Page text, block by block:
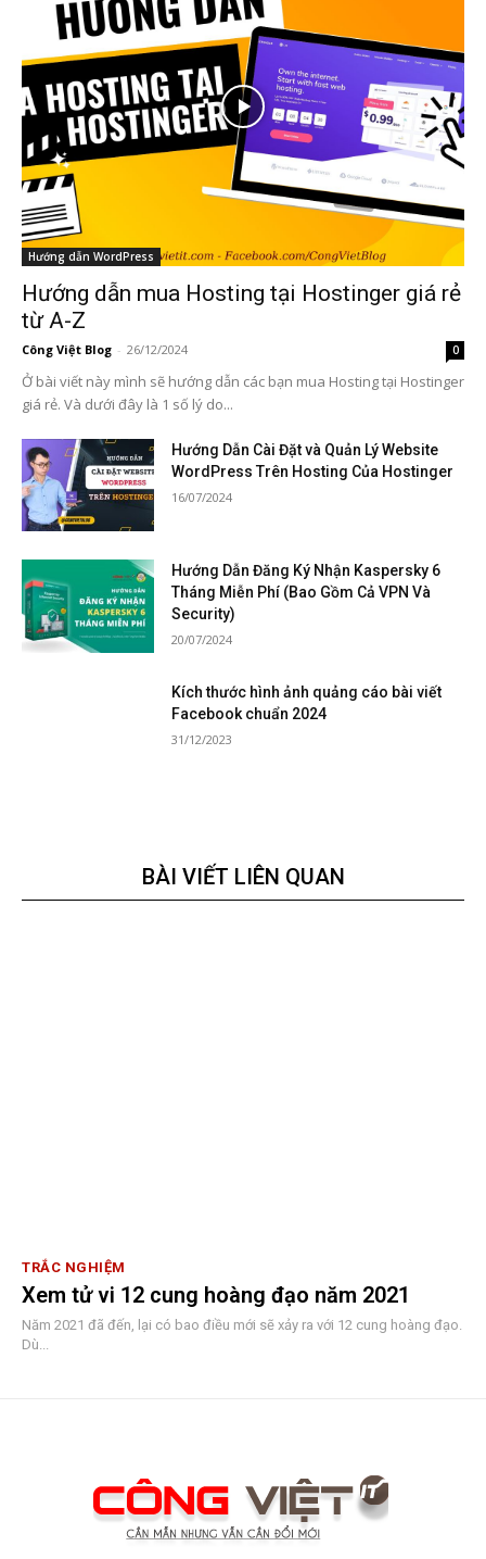
Hướng dẫn WordPress
Hướng dẫn mua Hosting tại Hostinger giá rẻ
từ A-Z
Công Việt Blog - 26/12/2024 0
Ở bài viết này mình sẽ hướng dẫn các bạn mua Hosting tại Hostinger
giá rẻ. Và dưới đây là 1 số lý do...
Hướng Dẫn Cài Đặt và Quản Lý Website
WordPress Trên Hosting Của Hostinger
16/07/2024
Hướng Dẫn Đăng Ký Nhận Kaspersky 6
Tháng Miễn Phí (Bao Gồm Cả VPN Và
Security)
20/07/2024
Kích thước hình ảnh quảng cáo bài viết
Facebook chuẩn 2024
31/12/2023
BÀI VIẾT LIÊN QUAN
TRẮC NGHIỆM
Xem tử vi 12 cung hoàng đạo năm 2021
Năm 2021 đã đến, lại có bao điều mới sẽ xảy ra với 12 cung hoàng đạo.
Dù...